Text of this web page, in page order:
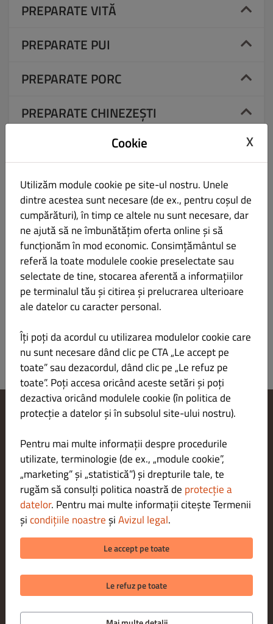
PREPARATE VITĂ
PREPARATE PUI
PREPARATE PORC
PREPARATE CHINEZEȘTI
PREPARATE PEȘTE
PASTE
SALATE ÎNSOȚITOARE
GARNITURI
SOSURI
Contactează-ne
Politica de confidențialitate
Termeni și condiții
Aviz juridic
METODE DE PLATĂ PENTRU LIVRARE
Cookie X
Utilizăm module cookie pe site-ul nostru. Unele
dintre acestea sunt necesare (de ex., pentru coșul de
cumpărături), în timp ce altele nu sunt necesare, dar
ne ajută să ne îmbunătățim oferta online și să
funcționăm în mod economic. Consimțământul se
referă la toate modulele cookie preselectate sau
selectate de tine, stocarea aferentă a informațiilor
pe terminalul tău și citirea și prelucrarea ulterioare
ale datelor cu caracter personal.
Îți poți da acordul cu utilizarea modulelor cookie care
nu sunt necesare dând clic pe CTA „Le accept pe
toate” sau dezacordul, dând clic pe „Le refuz pe
toate”. Poți accesa oricând aceste setări și poți
dezactiva oricând modulele cookie (în politica de
protecție a datelor și în subsolul site-ului nostru).
Pentru mai multe informații despre procedurile
utilizate, terminologie (de ex., „module cookie”,
„marketing” și „statistică”) și drepturile tale, te
rugăm să consulți politica noastră de protecție a
datelor. Pentru mai multe informații citește Termenii
șicondițiile noastreșiAvizul legal.
Le accept pe toate
Le refuz pe toate